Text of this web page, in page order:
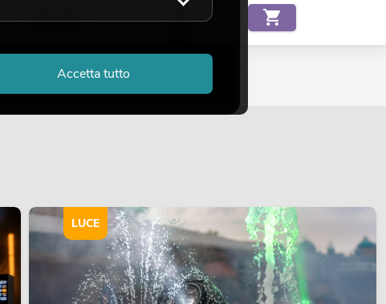
LUCE
Accetta tutto